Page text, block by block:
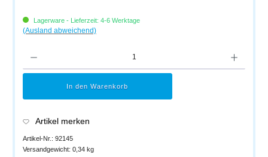
Lagerware - Lieferzeit: 4-6 Werktage
(Ausland abweichend)
In den Warenkorb
Artikel merken
Artikel-Nr.: 92145
Versandgewicht: 0,34 kg